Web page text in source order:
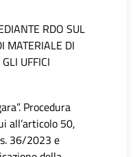
RDO SUL
MATERIALE DI
UFFICI
Procedura
all’articolo 50,
36/2023 e